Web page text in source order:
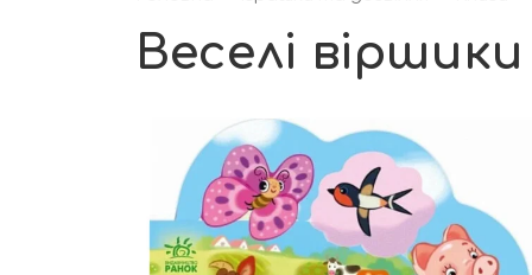
Веселі